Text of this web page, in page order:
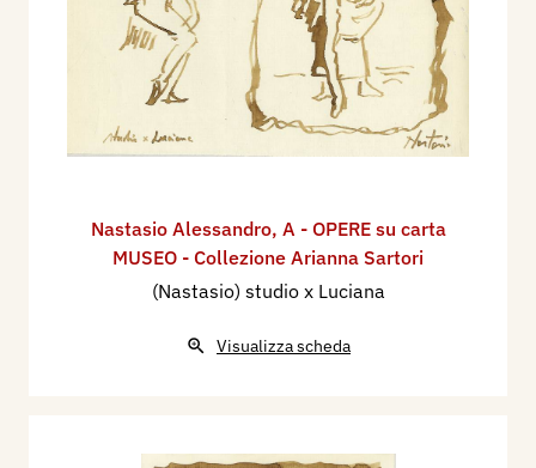
Nastasio Alessandro, A - OPERE su carta
MUSEO - Collezione Arianna Sartori
(Nastasio) studio x Luciana
Visualizza scheda